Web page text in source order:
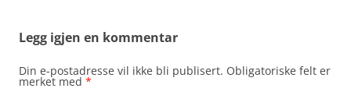
Legg igjen en kommentar
Din e-postadresse vil ikke bli publisert. Obligatoriske felt er
merket med *